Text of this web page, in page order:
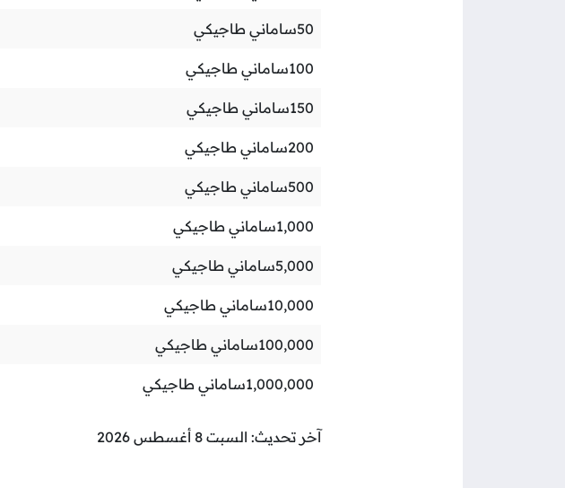
50ساماني طاجيكي
100ساماني طاجيكي
150ساماني طاجيكي
200ساماني طاجيكي
500ساماني طاجيكي
1,000ساماني طاجيكي
5,000ساماني طاجيكي
10,000ساماني طاجيكي
100,000ساماني طاجيكي
1,000,000ساماني طاجيكي
آخر تحديث: السبت 8 أغسطس 2026